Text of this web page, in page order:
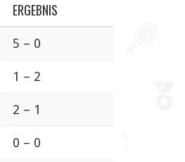
ERGEBNIS
5 – 0
1 – 2
2 – 1
0 – 0